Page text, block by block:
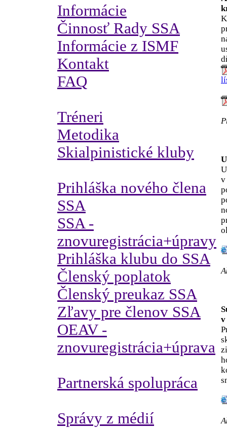
Informácie
Činnosť Rady SSA
Informácie z ISMF
Kontakt
FAQ
Tréneri
Metodika
Skialpinistické kluby
Prihláška nového člena
SSA
SSA -
znovuregistrácia+úpravy
Prihláška klubu do SSA
Členský poplatok
Členský preukaz SSA
Zľavy pre členov SSA
OEAV -
znovuregistrácia+úprava
Partnerská spolupráca
Správy z médií
v
v